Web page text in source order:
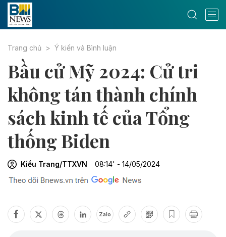
Trang chủ Ý kiến và Bình luận
Bầu cử Mỹ 2024: Cử tri
không tán thành chính
sách kinh tế của Tổng
thống Biden
Kiều Trang/TTXVN 08:14' - 14/05/2024
Zalo